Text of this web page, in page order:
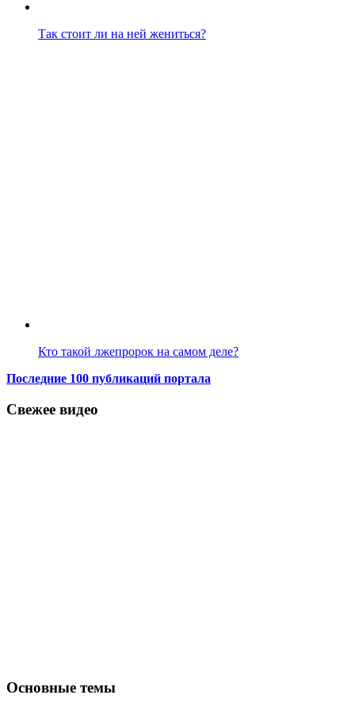
Так стоит ли на ней жениться?
Кто такой лжепророк на самом деле?
Последние 100 публикаций портала
Свежее видео
Основные темы